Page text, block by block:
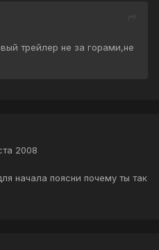
трейлер не за горами,не
2008
начала поясни почему ты так